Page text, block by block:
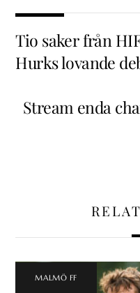
Tio saker från
Hurks lovande
Stream enda
MALMÖ FF